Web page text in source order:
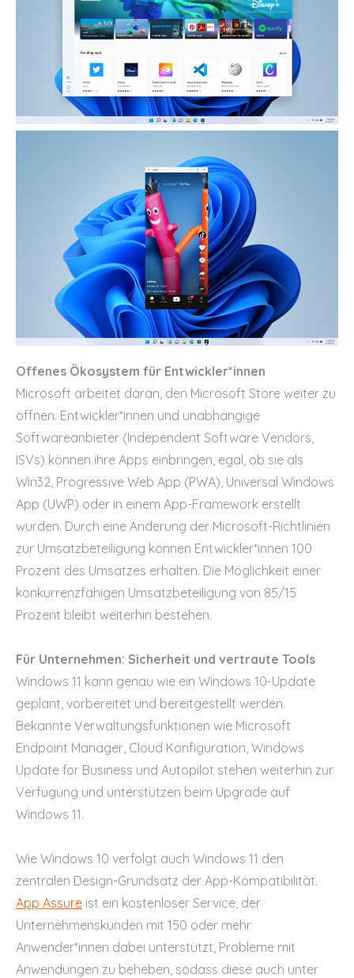
Offenes Ökosystem für Entwickler*innen
Microsoft arbeitet daran, den Microsoft Store weiter zu
öffnen. Entwickler*innen und unabhängige
Softwareanbieter (Independent Software Vendors,
ISVs) können ihre Apps einbringen, egal, ob sie als
Win32, Progressive Web App (PWA), Universal Windows
App (UWP) oder in einem App-Framework erstellt
wurden. Durch eine Änderung der Microsoft-Richtlinien
zur Umsatzbeteiligung können Entwickler*innen 100
Prozent des Umsatzes erhalten. Die Möglichkeit einer
konkurrenzfähigen Umsatzbeteiligung von 85/15
Prozent bleibt weiterhin bestehen.
Für Unternehmen: Sicherheit und vertraute Tools
Windows 11 kann genau wie ein Windows 10-Update
geplant, vorbereitet und bereitgestellt werden.
Bekannte Verwaltungsfunktionen wie Microsoft
Endpoint Manager, Cloud Konfiguration, Windows
Update for Business und Autopilot stehen weiterhin zur
Verfügung und unterstützen beim Upgrade auf
Windows 11.
Wie Windows 10 verfolgt auch Windows 11 den
zentralen Design-Grundsatz der App-Kompatibilität.
App Assure ist ein kostenloser Service, der
Unternehmenskunden mit 150 oder mehr
Anwender*innen dabei unterstützt, Probleme mit
Anwendungen zu beheben, sodass diese auch unter